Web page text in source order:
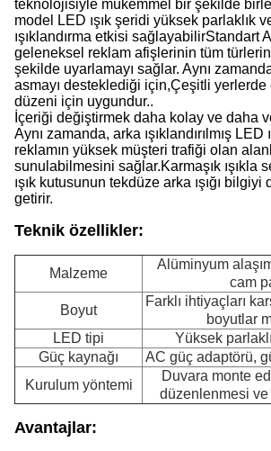
teknolojisiyle mükemmel bir şekilde
model LED ışık şeridi yüksek parlaklık
ışıklandırma etkisi sağlayabilirStandart
geleneksel reklam afişlerinin tüm
şekilde uyarlamayı sağlar. Aynı
asmayı desteklediği için,Çeşitli yerlerde
düzeni için uygundur..
İçeriği değiştirmek daha kolay ve daha
Aynı zamanda, arka ışıklandırılmış LED
reklamın yüksek müşteri trafiği olan
sunulabilmesini sağlar.Karmaşık ışıkla
ışık kutusunun tekdüze arka ışığı
getirir.
Teknik özellikler:
Malzeme
Alüminyum
cam
Boyut
Farklı ihtiyaçları
boyutlar
LED tipi
Yüksek
Güç kaynağı
AC güç adaptörü,
Kurulum yöntemi
Duvara monte
düzenlenmesi ve
Avantajlar: